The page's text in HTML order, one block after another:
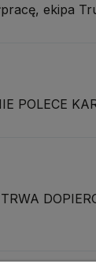
ekipa
POLECE